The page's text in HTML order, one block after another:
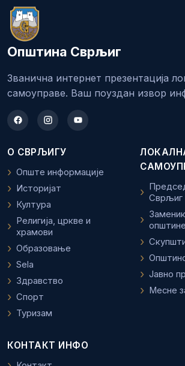
Општина Сврљиг
Званична интернет презентација
самоуправе. Ваш поуздан извор
О СВРЉИГУ
Опште информације
Историјат
Култура
Религија, цркве и
храмови
Образовање
Sela
Здравство
Спорт
Туризам
Сврљиг
општине
Јавно
Месне
КОНТАКТ ИНФО